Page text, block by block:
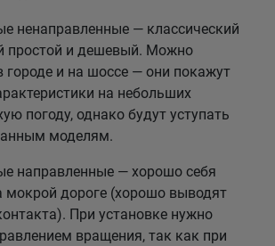
ненаправленные — классический
простой и дешевый. Можно
городе и на шоссе — они покажут
на небольших
погоду, однако будут уступать
моделям.
направленные — хорошо себя
мокрой дороге (хорошо выводят
При установке нужно
вращения, так как при